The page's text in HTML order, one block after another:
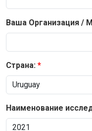
Ваша Организация /
Страна:
Наименование